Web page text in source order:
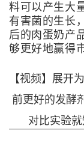
料可以产生大
有害菌的生长
后的肉蛋奶产
够更好地赢得
【视频】展开
前更好的发酵
对比实验